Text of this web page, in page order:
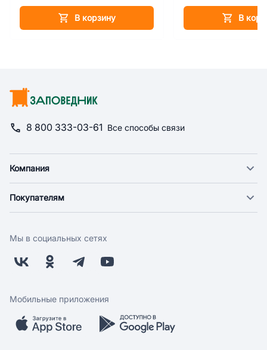
В корзину В
8 800 333-03-61 Все способы связи
Компания
Новости
Поставщикам
Заводчикам
Обратная связь
Покупателям
Оплата
Бонусная программа
Скидки и акции
Мобильное приложение
Мы в социальных сетях
Мобильные приложения